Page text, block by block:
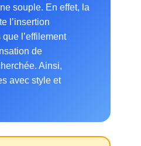
souple. En effet, la
l’insertion
l’effilement
de
Ainsi,
avec style et